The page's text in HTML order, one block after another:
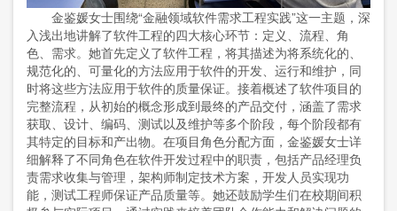
金鉴媛女士围绕“金融领域软件需求工程实践”这一主题，深
入浅出地讲解了软件工程的四大核心环节：定义、流程、角
色、需求。她首先定义了软件工程，将其描述为将系统化的、
规范化的、可量化的方法应用于软件的开发、运行和维护，同
时将这些方法应用于软件的质量保证。接着概述了软件项目的
完整流程，从初始的概念形成到最终的产品交付，涵盖了需求
获取、设计、编码、测试以及维护等多个阶段，每个阶段都有
其特定的目标和产出物。在项目角色分配方面，金鉴媛女士详
细解释了不同角色在软件开发过程中的职责，包括产品经理负
责需求收集与管理，架构师制定技术方案，开发人员实现功
能，测试工程师保证产品质量等。她还鼓励学生们在校期间积